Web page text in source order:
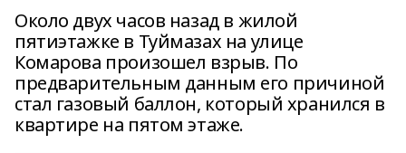
Около двух часов назад в жилой
пятиэтажке в Туймазах на улице
Комарова произошел взрыв. По
предварительным данным его причиной
стал газовый баллон, который хранился в
квартире на пятом этаже.